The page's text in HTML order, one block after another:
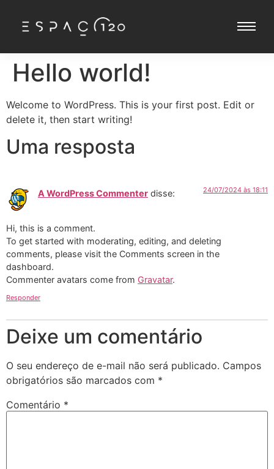
Hello world!
Welcome to WordPress. This is your first post. Edit or
delete it, then start writing!
Uma resposta
A WordPress Commenter disse: 24/07/2024 às 18:11
Hi, this is a comment.
To get started with moderating, editing, and deleting
comments, please visit the Comments screen in the
dashboard.
Commenter avatars come from Gravatar.
Responder
Deixe um comentário
O seu endereço de e-mail não será publicado. Campos
obrigatórios são marcados com *
Comentário *